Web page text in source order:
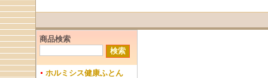
商品検索
ホルミシス健康ふとん